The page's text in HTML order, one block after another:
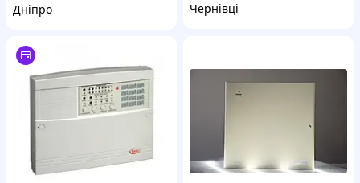
Дніпро
Чернівці